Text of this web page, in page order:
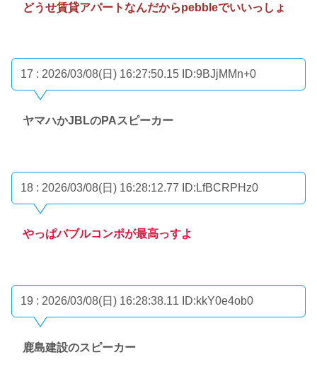
どうせ賃貸アパートなんだからpebbleでいいっしょ
17 : 2026/03/08(日) 16:27:50.15 ID:9BJjMMn+0
ヤマハかJBLのPAスピーカー
18 : 2026/03/08(日) 16:28:12.77 ID:LfBCRPHz0
やっぱバブルコンポが最高っすよ
19 : 2026/03/08(日) 16:28:38.11 ID:kkY0e4ob0
鹿島建設のスピーカー